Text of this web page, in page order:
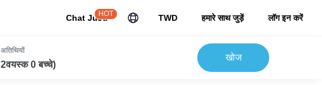
Chat JuJu
HOT TWD हमारे साथ जुड़ें लॉग इन करें
अतिथियों
2वयस्क 0 बच्चे)
खोज